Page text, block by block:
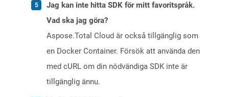
Jag kan inte hitta SDK för mitt favoritspråk.
Vad ska jag göra?
Aspose.Total Cloud är också tillgänglig som
en Docker Container. Försök att använda den
med cURL om din nödvändiga SDK inte är
tillgänglig ännu.